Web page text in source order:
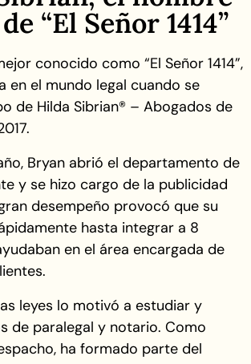
“El Señor 1414”
conocido como “El Señor 1414”,
en el mundo legal cuando se
de Hilda Sibrian® – Abogados de
Bryan abrió el departamento de
y se hizo cargo de la publicidad
desempeño provocó que su
hasta integrar a 8
en el área encargada de
leyes lo motivó a estudiar y
de paralegal y notario. Como
ha formado parte del